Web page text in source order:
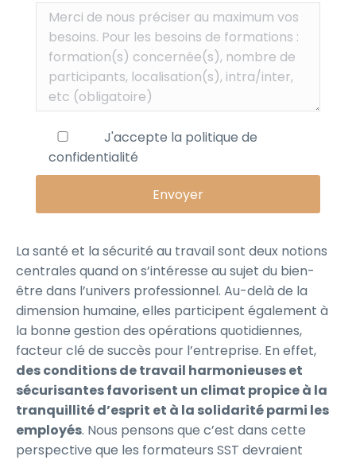
J'accepte la politique de
confidentialité
La santé et la sécurité au travail sont deux notions
centrales quand on s’intéresse au sujet du bien-
être dans l’univers professionnel. Au-delà de la
dimension humaine, elles participent également à
la bonne gestion des opérations quotidiennes,
facteur clé de succès pour l’entreprise. En effet,
des conditions de travail harmonieuses et
sécurisantes favorisent un climat propice à la
tranquillité d’esprit et à la solidarité parmi les
employés. Nous pensons que c’est dans cette
perspective que les formateurs SST devraient